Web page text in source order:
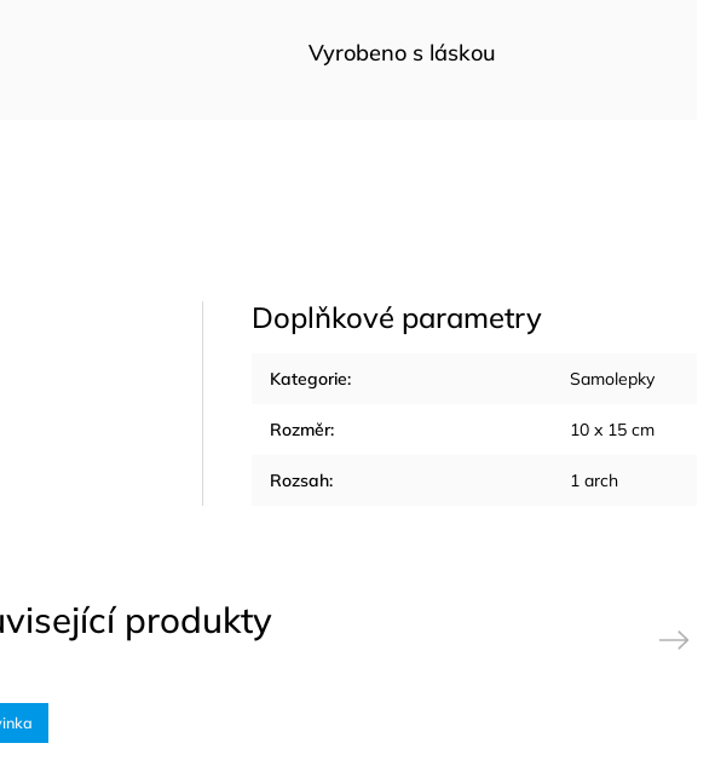
Vyrobeno s láskou
Doplňkové parametry
Kategorie: Samolepky
Rozměr: 10 x 15 cm
Rozsah: 1 arch
produkty Next